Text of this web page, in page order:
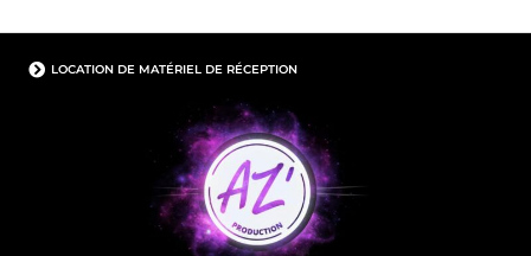
au
contenuLOCATION DE MATÉRIEL DE RÉCEPTION